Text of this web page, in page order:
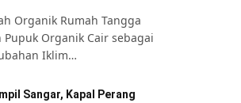
Organik Rumah Tangga
Organik Cair sebagai
Iklim…
Sangar, Kapal Perang